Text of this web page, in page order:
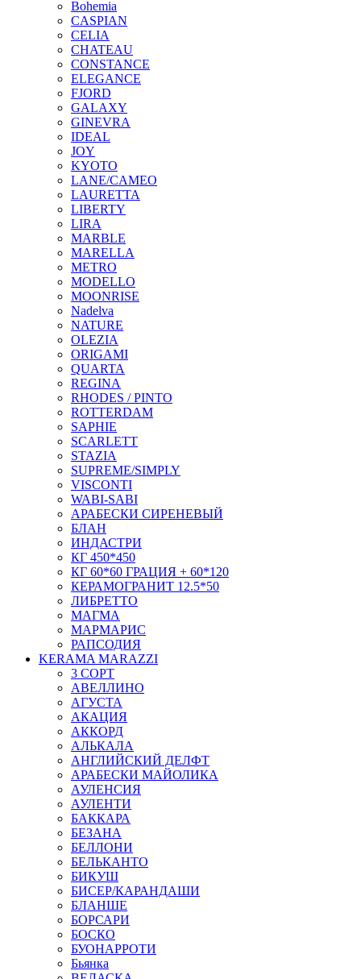
Bohemia
CASPIAN
CELIA
CHATEAU
CONSTANCE
ELEGANCE
FJORD
GALAXY
GINEVRA
IDEAL
JOY
KYOTO
LANE/CAMEO
LAURETTA
LIBERTY
LIRA
MARBLE
MARELLA
METRO
MODELLO
MOONRISE
Nadelva
NATURE
OLEZIA
ORIGAMI
QUARTA
REGINA
RHODES / PINTO
ROTTERDAM
SAPHIE
SCARLETT
STAZIA
SUPREME/SIMPLY
VISCONTI
WABI-SABI
АРАБЕСКИ СИРЕНЕВЫЙ
БЛАН
ИНДАСТРИ
КГ 450*450
КГ 60*60 ГРАЦИЯ + 60*120
КЕРАМОГРАНИТ 12.5*50
ЛИБРЕТТО
МАГМА
МАРМАРИС
РАПСОДИЯ
KERAMA MARAZZI
3 СОРТ
АВЕЛЛИНО
АГУСТА
АКАЦИЯ
АККОРД
АЛЬКАЛА
АНГЛИЙСКИЙ ДЕЛФТ
АРАБЕСКИ МАЙОЛИКА
АУЛЕНСИЯ
АУЛЕНТИ
БАККАРА
БЕЗАНА
БЕЛЛОНИ
БЕЛЬКАНТО
БИКУШ
БИСЕР/КАРАНДАШИ
БЛАНШЕ
БОРСАРИ
БОСКО
БУОНАРРОТИ
Бьянка